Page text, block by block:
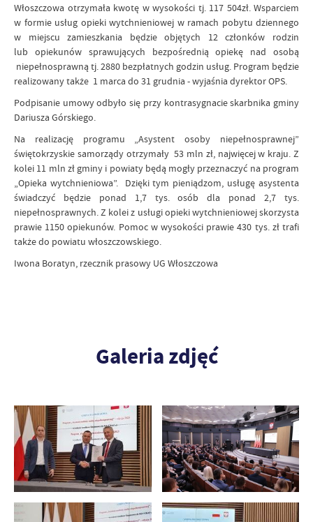
Włoszczowa otrzymała kwotę w wysokości tj. 117 504zł. Wsparciem
w formie usług opieki wytchnieniowej w ramach pobytu dziennego
w miejscu zamieszkania będzie objętych 12 członków rodzin
lub opiekunów sprawujących bezpośrednią opiekę nad osobą
niepełnosprawną tj. 2880 bezpłatnych godzin usług. Program będzie
realizowany także 1 marca do 31 grudnia - wyjaśnia dyrektor OPS.
Podpisanie umowy odbyło się przy kontrasygnacie skarbnika gminy
Dariusza Górskiego.
Na realizację programu „Asystent osoby niepełnosprawnej”
świętokrzyskie samorządy otrzymały 53 mln zł, najwięcej w kraju. Z
kolei 11 mln zł gminy i powiaty będą mogły przeznaczyć na program
„Opieka wytchnieniowa”. Dzięki tym pieniądzom, usługę asystenta
świadczyć będzie ponad 1,7 tys. osób dla ponad 2,7 tys.
niepełnosprawnych. Z kolei z usługi opieki wytchnieniowej skorzysta
prawie 1150 opiekunów. Pomoc w wysokości prawie 430 tys. zł trafi
także do powiatu włoszczowskiego.
Iwona Boratyn, rzecznik prasowy UG Włoszczowa
Galeria zdjęć